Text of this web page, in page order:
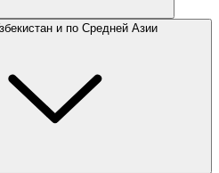
и по Средней Азии